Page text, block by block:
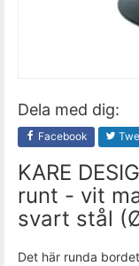
Dela med dig:
Facebook
KARE
runt - vit
svart stål
Det här runda